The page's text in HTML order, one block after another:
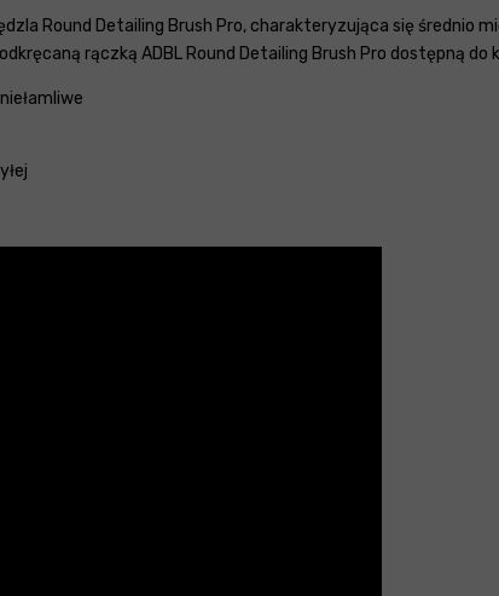
Round Detailing Brush Pro, charakteryzująca się średnio
rączką ADBL Round Detailing Brush Pro dostępną do